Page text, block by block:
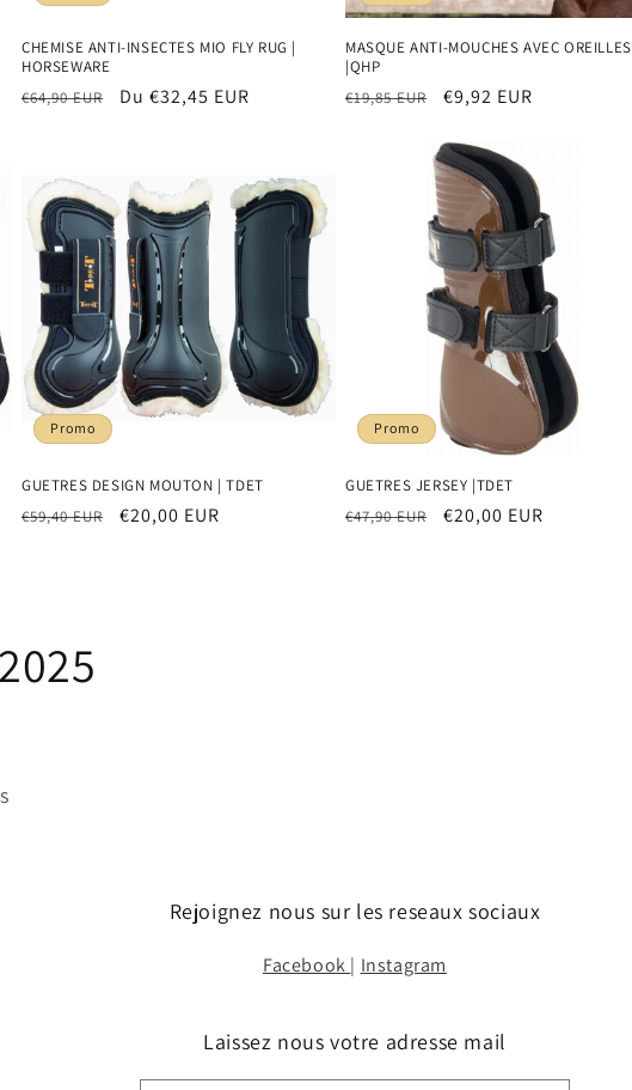
CHEMISE ANTI-INSECTES MIO FLY RUG |
HORSEWARE
Prix
€64,90 EUR
Prix
Du €32,45 EUR
MASQUE ANTI-MOUCHES AVEC OREILLES
|QHP
Prix
€19,85 EUR
Prix
€9,92 EUR
Promo
GUETRES DESIGN MOUTON | TDET
Prix
€59,40 EUR
Prix
€20,00 EUR
Promo
GUETRES JERSEY |TDET
Prix
€47,90 EUR
Prix
€20,00 EUR
Rejoignez nous sur les reseaux sociaux
Facebook | Instagram
Laissez nous votre adresse mail